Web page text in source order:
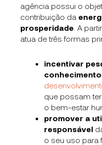
agência possui o
contribuição da
prosperidade . A
atua de três formas
incentivar
conhecimento
que possam
o bem-estar
promover a
responsável
o seu uso para